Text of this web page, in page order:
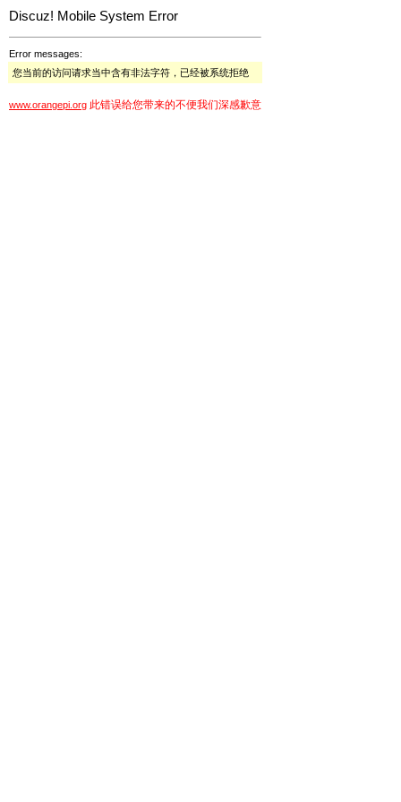
Discuz! Mobile System Error
Error messages:
您当前的访问请求当中含有非法字符，已经被系统拒绝
www.orangepi.org 此错误给您带来的不便我们深感歉意